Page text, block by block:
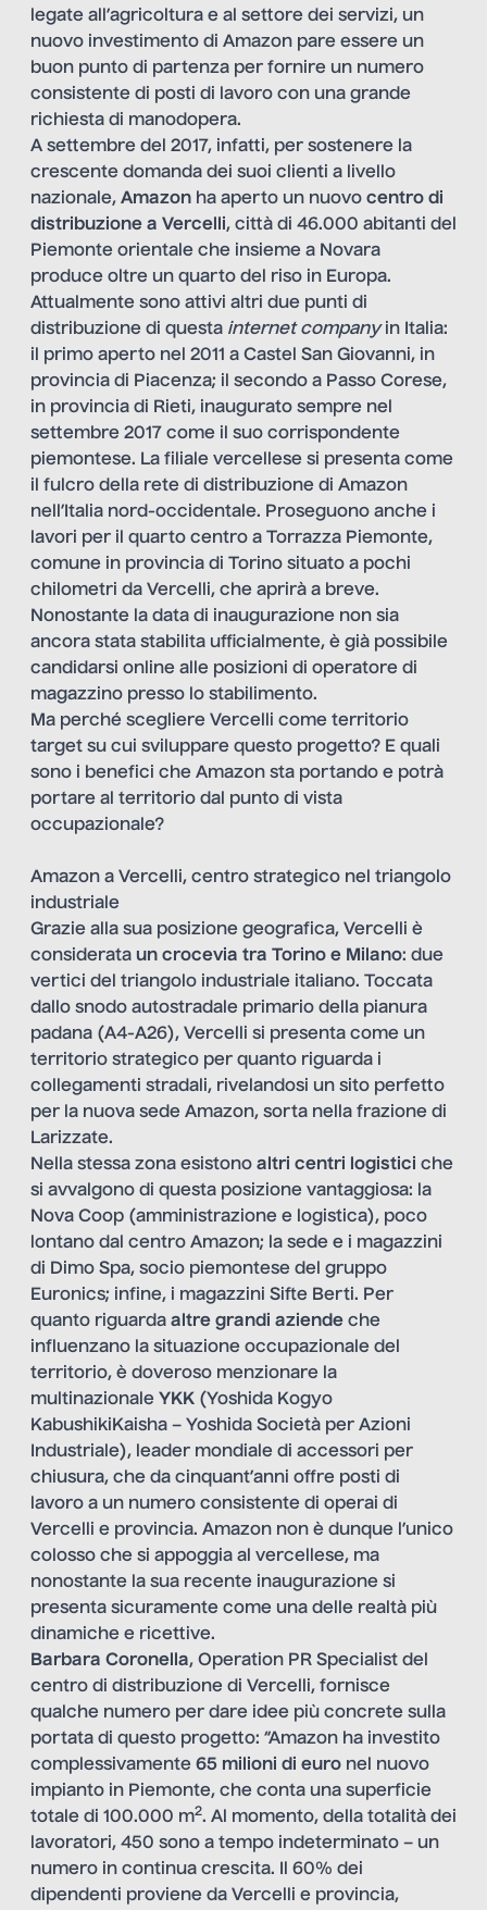
legate all’agricoltura e al settore dei servizi, un
nuovo investimento di Amazon pare essere un
buon punto di partenza per fornire un numero
consistente di posti di lavoro con una grande
richiesta di manodopera.
A settembre del 2017, infatti, per sostenere la
crescente domanda dei suoi clienti a livello
nazionale, Amazon ha aperto un nuovo centro di
distribuzione a Vercelli, città di 46.000 abitanti del
Piemonte orientale che insieme a Novara
produce oltre un quarto del riso in Europa.
Attualmente sono attivi altri due punti di
distribuzione di questa internet companyin Italia:
il primo aperto nel 2011 a Castel San Giovanni, in
provincia di Piacenza; il secondo a Passo Corese,
in provincia di Rieti, inaugurato sempre nel
settembre 2017 come il suo corrispondente
piemontese. La filiale vercellese si presenta come
il fulcro della rete di distribuzione di Amazon
nell’Italia nord-occidentale. Proseguono anche i
lavori per il quarto centro a Torrazza Piemonte,
comune in provincia di Torino situato a pochi
chilometri da Vercelli, che aprirà a breve.
Nonostante la data di inaugurazione non sia
ancora stata stabilita ufficialmente, è già possibile
candidarsi online alle posizioni di operatore di
magazzino presso lo stabilimento.
Ma perché scegliere Vercelli come territorio
target su cui sviluppare questo progetto? E quali
sono i benefici che Amazon sta portando e potrà
portare al territorio dal punto di vista
occupazionale?
Amazon a Vercelli, centro strategico nel triangolo
industriale
Grazie alla sua posizione geografica, Vercelli è
considerata un crocevia tra Torino e Milano: due
vertici del triangolo industriale italiano. Toccata
dallo snodo autostradale primario della pianura
padana (A4-A26), Vercelli si presenta come un
territorio strategico per quanto riguarda i
collegamenti stradali, rivelandosi un sito perfetto
per la nuova sede Amazon, sorta nella frazione di
Larizzate.
Nella stessa zona esistono altri centri logistici che
si avvalgono di questa posizione vantaggiosa: la
Nova Coop (amministrazione e logistica), poco
lontano dal centro Amazon; la sede e i magazzini
di Dimo Spa, socio piemontese del gruppo
Euronics; infine, i magazzini Sifte Berti. Per
quanto riguarda altre grandi aziende che
influenzano la situazione occupazionale del
territorio, è doveroso menzionare la
multinazionale YKK (Yoshida Kogyo
KabushikiKaisha – Yoshida Società per Azioni
Industriale), leader mondiale di accessori per
chiusura, che da cinquant’anni offre posti di
lavoro a un numero consistente di operai di
Vercelli e provincia. Amazon non è dunque l’unico
colosso che si appoggia al vercellese, ma
nonostante la sua recente inaugurazione si
presenta sicuramente come una delle realtà più
dinamiche e ricettive.
Barbara Coronella, Operation PR Specialist del
centro di distribuzione di Vercelli, fornisce
qualche numero per dare idee più concrete sulla
portata di questo progetto: “Amazon ha investito
complessivamente 65 milioni di euro nel nuovo
impianto in Piemonte, che conta una superficie
totale di 100.000 m2. Al momento, della totalità dei
lavoratori, 450 sono a tempo indeterminato – un
numero in continua crescita. Il 60% dei
dipendenti proviene da Vercelli e provincia,